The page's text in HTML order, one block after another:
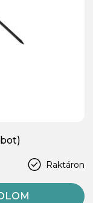
Raktáron